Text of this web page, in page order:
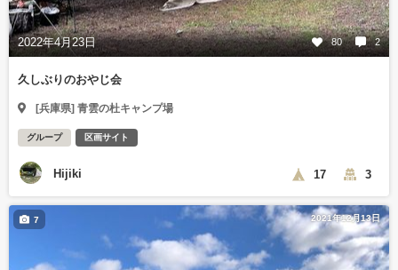
2022年4月23日 80 2
久しぶりのおやじ会
[兵庫県] 青雲の杜キャンプ場
グループ 区画サイト
Hijiki 17 3
2021年12月13日
7